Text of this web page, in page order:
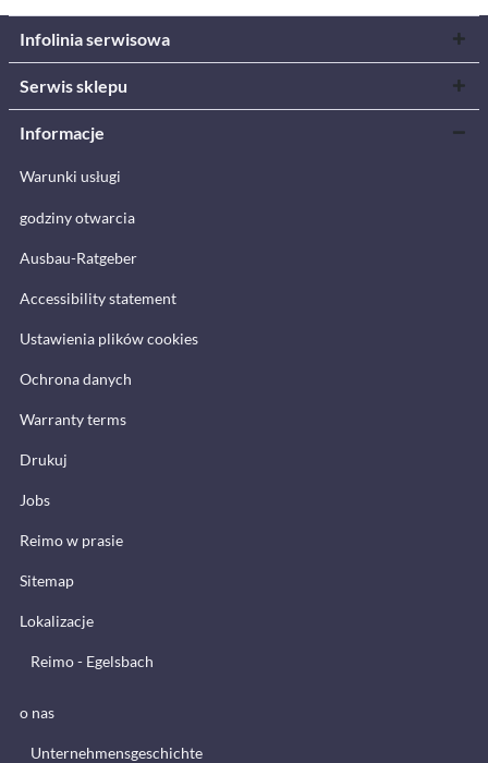
Infolinia serwisowa
Serwis sklepu
Informacje
Warunki usługi
godziny otwarcia
Ausbau-Ratgeber
Accessibility statement
Ustawienia plików cookies
Ochrona danych
Warranty terms
Drukuj
Jobs
Reimo w prasie
Sitemap
Lokalizacje
Reimo - Egelsbach
o nas
Unternehmensgeschichte